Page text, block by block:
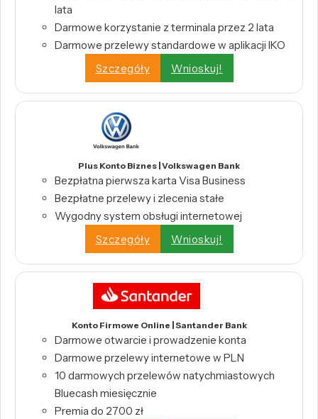
lata
Darmowe korzystanie z terminala przez 2 lata
Darmowe przelewy standardowe w aplikacji IKO
Szczegóły
Wnioskuj!
Plus Konto Biznes | Volkswagen Bank
Bezpłatna pierwsza karta Visa Business
Bezpłatne przelewy i zlecenia stałe
Wygodny system obsługi internetowej
Szczegóły
Wnioskuj!
Konto Firmowe Online | Santander Bank
Darmowe otwarcie i prowadzenie konta
Darmowe przelewy internetowe w PLN
10 darmowych przelewów natychmiastowych
Bluecash miesięcznie
Premia do 2700 zł